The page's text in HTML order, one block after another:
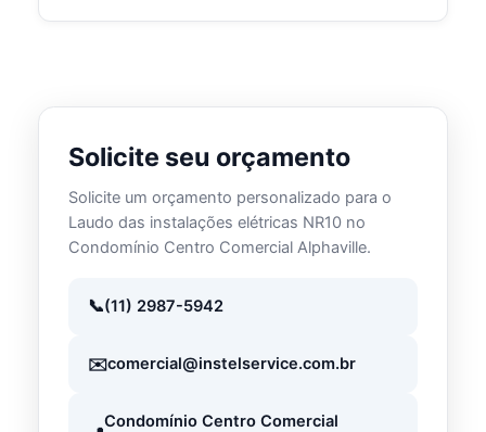
Solicite seu orçamento
Solicite um orçamento personalizado para o
Laudo das instalações elétricas NR10 no
Condomínio Centro Comercial Alphaville.
(11) 2987-5942
comercial@instelservice.com.br
Condomínio Centro Comercial